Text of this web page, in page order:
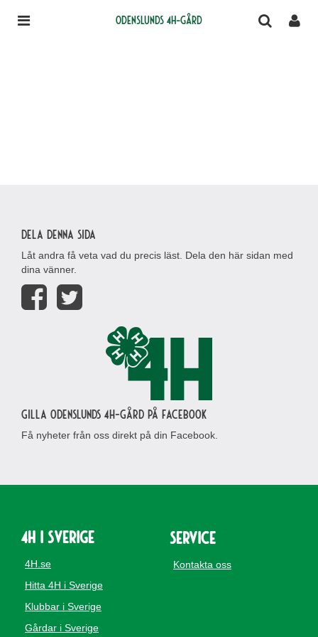
Odenslunds 4H-gård
Dela denna sida
Låt andra få veta vad du precis läst. Dela den här sidan med
dina vänner.
Gilla Odenslunds 4H-gård på Facebook
Få nyheter från oss direkt på din Facebook.
4H i Sverige
4H.se
Hitta 4H i Sverige
Klubbar i Sverige
Gårdar i Sverige
Service
Kontakta oss